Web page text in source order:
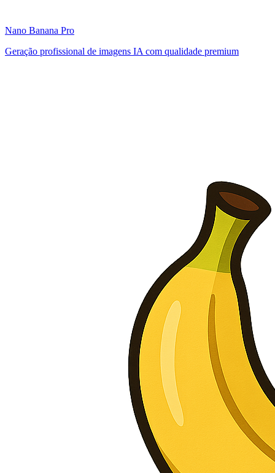
Nano Banana Pro
Geração profissional de imagens IA com qualidade premium